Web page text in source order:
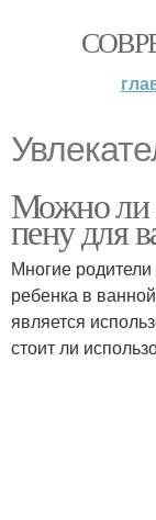
Можно ли
пену для
Многие
ребенка в
является
стоит ли